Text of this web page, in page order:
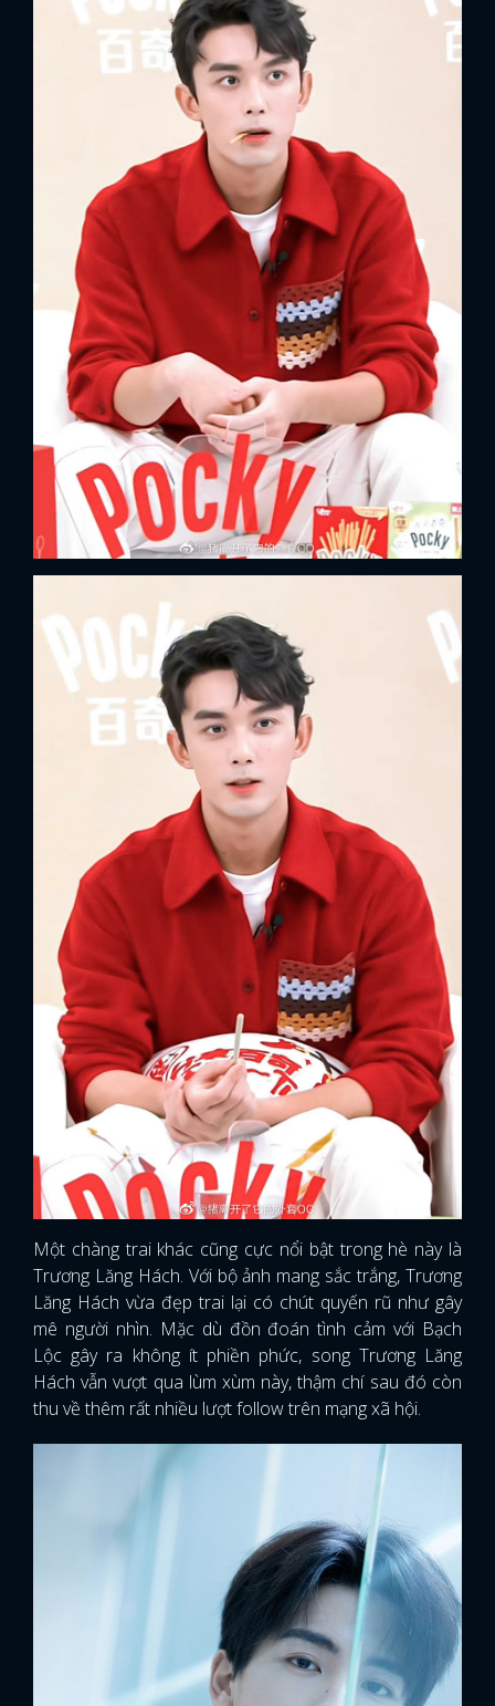
Một chàng trai khác cũng cực nổi bật trong hè này là
Trương Lăng Hách. Với bộ ảnh mang sắc trắng, Trương
Lăng Hách vừa đẹp trai lại có chút quyến rũ như gây
mê người nhìn. Mặc dù đồn đoán tình cảm với Bạch
Lộc gây ra không ít phiền phức, song Trương Lăng
Hách vẫn vượt qua lùm xùm này, thậm chí sau đó còn
thu về thêm rất nhiều lượt follow trên mạng xã hội.